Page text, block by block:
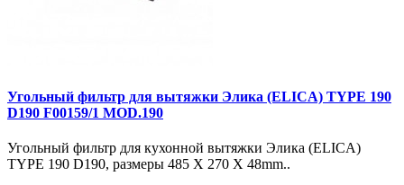
Угольный фильтр для вытяжки Элика (ELICA) TYPE 190
D190 F00159/1 MOD.190
Угольный фильтр для кухонной вытяжки Элика (ELICA)
TYPE 190 D190, размеры 485 X 270 X 48mm..